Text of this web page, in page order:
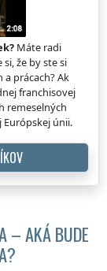
Máte radi
že by ste si
prácach? Ak
franchisovej
remeselných
únii.
– AKÁ BUDE